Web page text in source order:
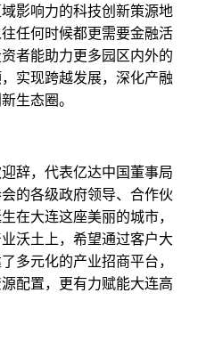
影响力的科技创新策源地
任何时候都更需要金融活
者能助力更多园区内外的
实现跨越发展，深化产融
生态圈。
辞，代表亿达中国董事局
的各级政府领导、合作伙
在大连这座美丽的城市，
沃土上，希望通过客户大
多元化的产业招商平台，
配置，更有力赋能大连高